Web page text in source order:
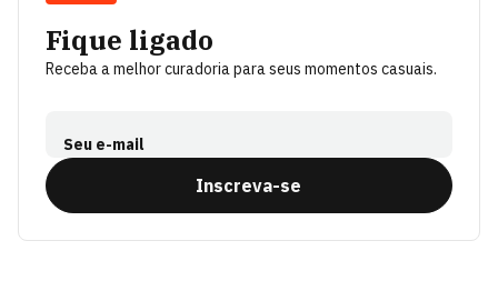
Fique ligado
Receba a melhor curadoria para seus momentos casuais.
Seu e-mail
Inscreva-se